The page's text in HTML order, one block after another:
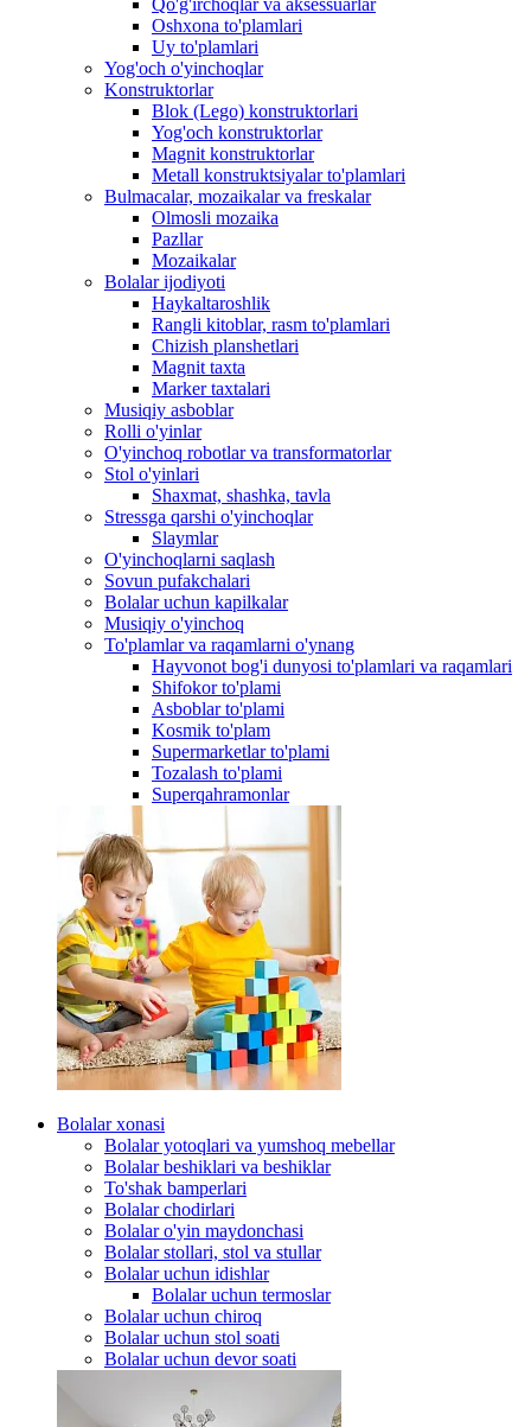
Qo'g'irchoqlar va aksessuarlar
Oshxona to'plamlari
Uy to'plamlari
Yog'och o'yinchoqlar
Konstruktorlar
Blok (Lego) konstruktorlari
Yog'och konstruktorlar
Magnit konstruktorlar
Metall konstruktsiyalar to'plamlari
Bulmacalar, mozaikalar va freskalar
Olmosli mozaika
Pazllar
Mozaikalar
Bolalar ijodiyoti
Haykaltaroshlik
Rangli kitoblar, rasm to'plamlari
Chizish planshetlari
Magnit taxta
Marker taxtalari
Musiqiy asboblar
Rolli o'yinlar
O'yinchoq robotlar va transformatorlar
Stol o'yinlari
Shaxmat, shashka, tavla
Stressga qarshi o'yinchoqlar
Slaymlar
O'yinchoqlarni saqlash
Sovun pufakchalari
Bolalar uchun kapilkalar
Musiqiy o'yinchoq
To'plamlar va raqamlarni o'ynang
Hayvonot bog'i dunyosi to'plamlari va raqamlari
Shifokor to'plami
Asboblar to'plami
Kosmik to'plam
Supermarketlar to'plami
Tozalash to'plami
Superqahramonlar
Bolalar xonasi
Bolalar yotoqlari va yumshoq mebellar
Bolalar beshiklari va beshiklar
To'shak bamperlari
Bolalar chodirlari
Bolalar o'yin maydonchasi
Bolalar stollari, stol va stullar
Bolalar uchun idishlar
Bolalar uchun termoslar
Bolalar uchun chiroq
Bolalar uchun stol soati
Bolalar uchun devor soati